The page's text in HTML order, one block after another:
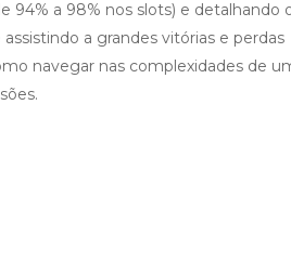
94% a 98% nos slots) e detalhando
a grandes vitórias e perdas
navegar nas complexidades de